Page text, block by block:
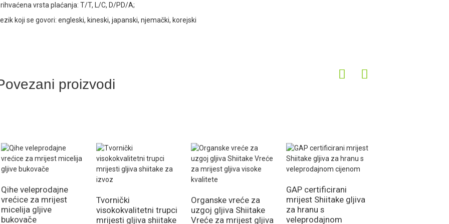
vrsta plaćanja: T/T, L/C, D/PD/A;
koji se govori: engleski, kineski, japanski, njemački, korejski
proizvodi
Qihe veleprodajne
vrećice za mrijest
micelija gljive
bukovače
Tvornički
visokokvalitetni trupci
mrijesti gljiva shiitake
Organske vreće za
uzgoj gljiva Shiitake
Vreće za mrijest gljiva
GAP certificirani
mrijest Shiitake gljiva
za hranu s
veleprodajnom